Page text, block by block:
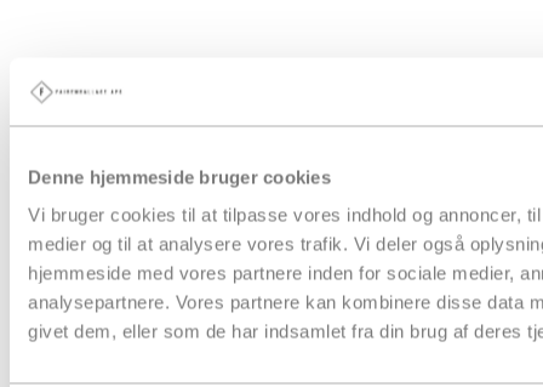
Denne hjemmeside bruger cookies
Vi bruger cookies til at tilpasse vores indhold og annoncer,
medier og til at analysere vores trafik. Vi deler også
hjemmeside med vores partnere inden for sociale medier,
analysepartnere. Vores partnere kan kombinere disse data
givet dem, eller som de har indsamlet fra din brug af deres